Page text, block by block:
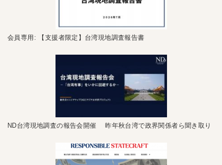
会員専用: 【支援者限定】台湾現地調査報告書
ND台湾現地調査の報告会開催 昨年秋台湾で政界関係者ら聞き取り